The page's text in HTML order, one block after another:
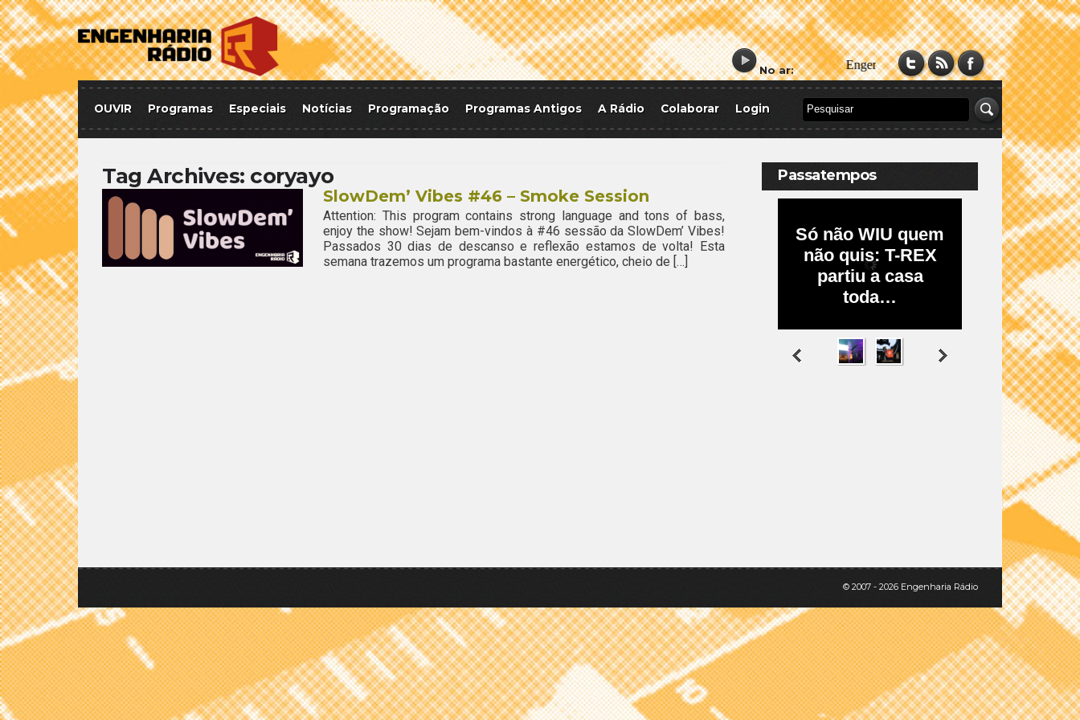
No ar:
OUVIR Programas Especiais Notícias Programação Programas Antigos A Rádio Colaborar Login
Tag Archives: coryayo
SlowDem’ Vibes #46 – Smoke Session
Attention: This program contains strong language and tons of bass,
enjoy the show! Sejam bem-vindos à #46 sessão da SlowDem’ Vibes!
Passados 30 dias de descanso e reflexão estamos de volta! Esta
semana trazemos um programa bastante energético, cheio de […]
Passatempos
© 2007 - 2026 Engenharia Rádio